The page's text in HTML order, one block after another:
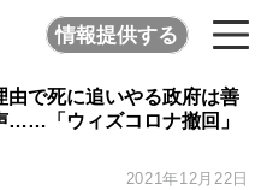
情報提供する
で死に追いやる政府は善
……「ウィズコロナ撤回」
2021年12月22日